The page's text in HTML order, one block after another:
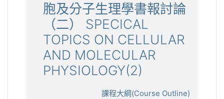
胞及分子生理學書報討論
（二） SPECICAL
TOPICS ON CELLULAR
AND MOLECULAR
PHYSIOLOGY(2)
課程大綱(Course Outline)